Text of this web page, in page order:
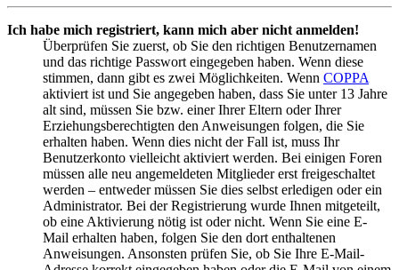
Ich habe mich registriert, kann mich aber nicht anmelden!
Überprüfen Sie zuerst, ob Sie den richtigen Benutzernamen
und das richtige Passwort eingegeben haben. Wenn diese
stimmen, dann gibt es zwei Möglichkeiten. Wenn COPPA
aktiviert ist und Sie angegeben haben, dass Sie unter 13 Jahre
alt sind, müssen Sie bzw. einer Ihrer Eltern oder Ihrer
Erziehungsberechtigten den Anweisungen folgen, die Sie
erhalten haben. Wenn dies nicht der Fall ist, muss Ihr
Benutzerkonto vielleicht aktiviert werden. Bei einigen Foren
müssen alle neu angemeldeten Mitglieder erst freigeschaltet
werden – entweder müssen Sie dies selbst erledigen oder ein
Administrator. Bei der Registrierung wurde Ihnen mitgeteilt,
ob eine Aktivierung nötig ist oder nicht. Wenn Sie eine E-
Mail erhalten haben, folgen Sie den dort enthaltenen
Anweisungen. Ansonsten prüfen Sie, ob Sie Ihre E-Mail-